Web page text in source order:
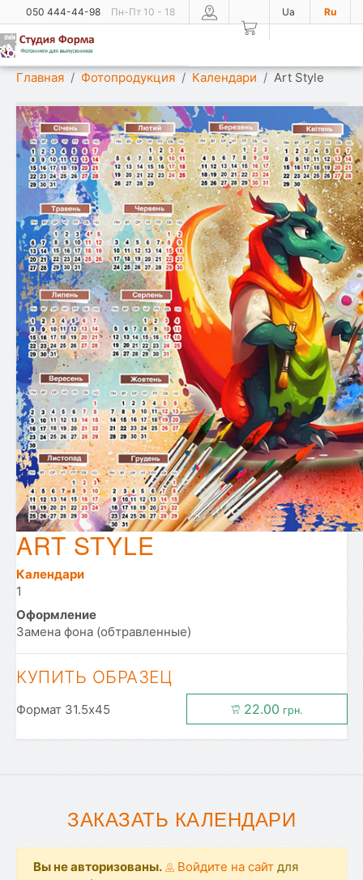
Ua Ru
050 444-44-98 Пн-Пт 10 - 18
Показать меню
Главная Фотопродукция Календари Art Style
ART STYLE
Календари
1
Оформление
Замена фона (обтравленные)
КУПИТЬ ОБРАЗЕЦ
Формат 31.5x45 22.00 грн.
ЗАКАЗАТЬ КАЛЕНДАРИ
Вы не авторизованы. Войдите на сайт для